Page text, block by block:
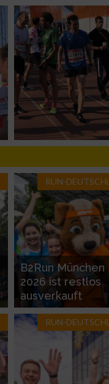
RUN-
B2Run München
2026 ist restlos
ausverkauft
RUN-